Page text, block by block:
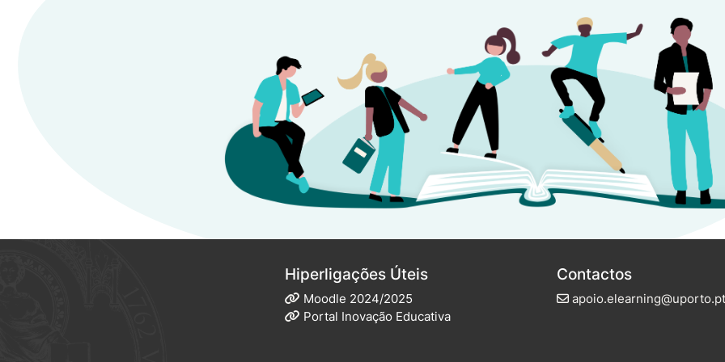
Hiperligações Úteis
Moodle 2024/2025
Portal Inovação Educativa
Contactos
apoio.elearning@uporto.pt